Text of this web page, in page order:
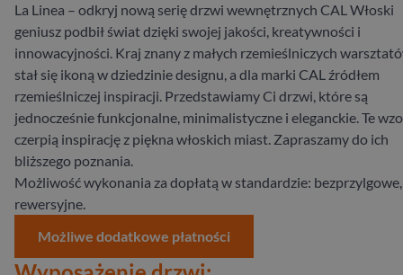
La Linea – odkryj nową serię drzwi wewnętrznych CAL Włoski
geniusz podbił świat dzięki swojej jakości, kreatywności i
innowacyjności. Kraj znany z małych rzemieślniczych
stał się ikoną w dziedzinie designu, a dla marki CAL źródłem
rzemieślniczej inspiracji. Przedstawiamy Ci drzwi, które są
jednocześnie funkcjonalne, minimalistyczne i eleganckie. Te
czerpią inspirację z piękna włoskich miast. Zapraszamy do ich
bliższego poznania.
Możliwość wykonania za dopłatą w standardzie: bezprzylgowe,
rewersyjne.
Możliwe dodatkowe płatności